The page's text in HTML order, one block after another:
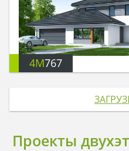
4M767
Проекты